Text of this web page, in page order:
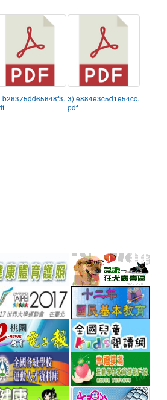
b26375dd65648f3. 3) e884e3c5d1e54cc.
pdf
teachernet.moe.edu.tw/MAIN/index.aspx
airtw.epa.gov.tw/
link
to
http://
link
www.perdc.ntnu.edu.tw/anti-
link
http://
epaper.edu.tw/
link
to
http://163.30.192.132/
ev.tyc.edu.tw/
link
to
https://
to
link